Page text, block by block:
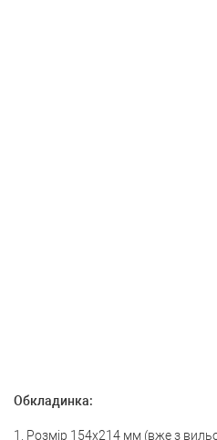
Обкладинка:
1. Розмір 154х214 мм (вже з